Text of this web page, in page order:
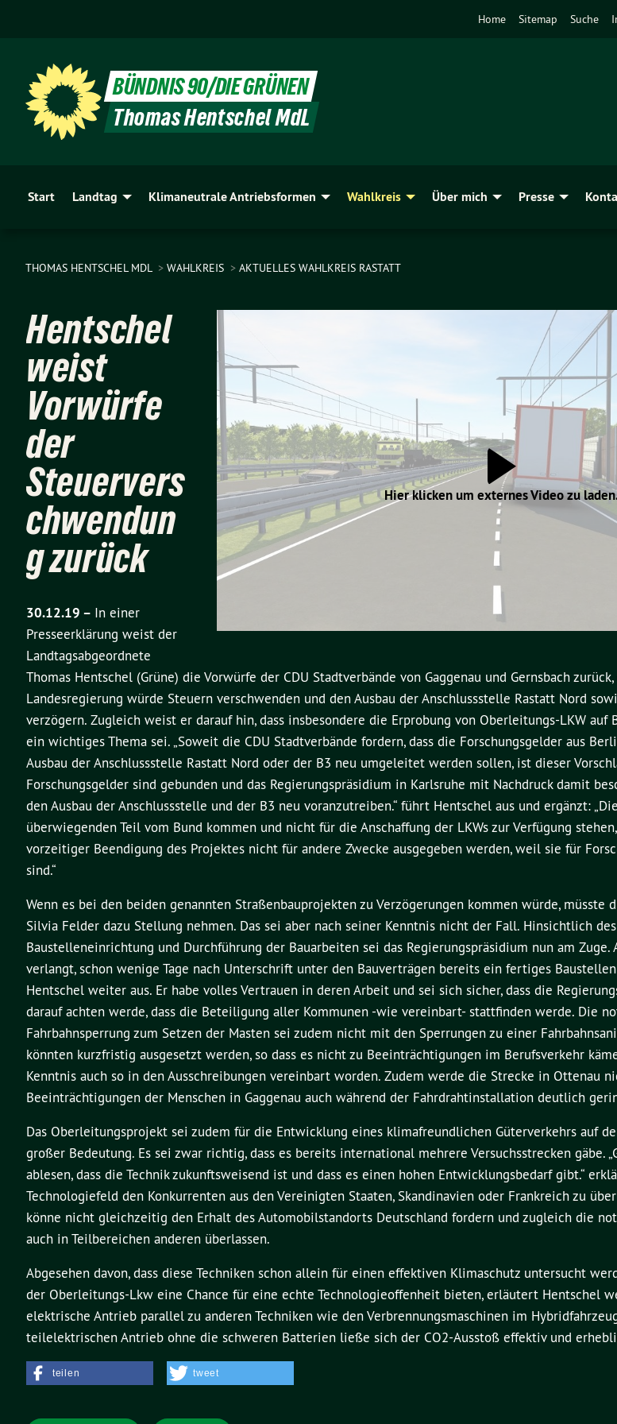
Home Sitemap Suche
BÜNDNIS 90/DIE GRÜNEN
Thomas Hentschel MdL
Start Landtag Klimaneutrale Antriebsformen Wahlkreis Über mich Presse
THOMAS HENTSCHEL MDL WAHLKREIS AKTUELLES WAHLKREIS RASTATT
Hier klicken um externes Video zu
Hentschel
weist
Vorwürfe
der
Steuervers
chwendun
g zurück
30.12.19 – In einer
Presseerklärung weist der
Landtagsabgeordnete
Thomas Hentschel (Grüne) die Vorwürfe der CDU Stadtverbände von Gaggenau und Gernsbach
Landesregierung würde Steuern verschwenden und den Ausbau der Anschlussstelle Rastatt Nord
verzögern. Zugleich weist er darauf hin, dass insbesondere die Erprobung von Oberleitungs-LKW auf
ein wichtiges Thema sei. „Soweit die CDU Stadtverbände fordern, dass die Forschungsgelder aus
Ausbau der Anschlussstelle Rastatt Nord oder der B3 neu umgeleitet werden sollen, ist dieser
Forschungsgelder sind gebunden und das Regierungspräsidium in Karlsruhe mit Nachdruck damit
den Ausbau der Anschlussstelle und der B3 neu voranzutreiben.“ führt Hentschel aus und ergänzt:
überwiegenden Teil vom Bund kommen und nicht für die Anschaffung der LKWs zur Verfügung
vorzeitiger Beendigung des Projektes nicht für andere Zwecke ausgegeben werden, weil sie für
sind.“
Wenn es bei den beiden genannten Straßenbauprojekten zu Verzögerungen kommen würde, müsste
Silvia Felder dazu Stellung nehmen. Das sei aber nach seiner Kenntnis nicht der Fall. Hinsichtlich
Baustelleneinrichtung und Durchführung der Bauarbeiten sei das Regierungspräsidium nun am
verlangt, schon wenige Tage nach Unterschrift unter den Bauverträgen bereits ein fertiges
Hentschel weiter aus. Er habe volles Vertrauen in deren Arbeit und sei sich sicher, dass die
darauf achten werde, dass die Beteiligung aller Kommunen -wie vereinbart- stattfinden werde. Die
Fahrbahnsperrung zum Setzen der Masten sei zudem nicht mit den Sperrungen zu einer
könnten kurzfristig ausgesetzt werden, so dass es nicht zu Beeinträchtigungen im Berufsverkehr
Kenntnis auch so in den Ausschreibungen vereinbart worden. Zudem werde die Strecke in Ottenau
Beeinträchtigungen der Menschen in Gaggenau auch während der Fahrdrahtinstallation deutlich
Das Oberleitungsprojekt sei zudem für die Entwicklung eines klimafreundlichen Güterverkehrs auf
großer Bedeutung. Es sei zwar richtig, dass es bereits international mehrere Versuchsstrecken gäbe.
ablesen, dass die Technik zukunftsweisend ist und dass es einen hohen Entwicklungsbedarf gibt.“
Technologiefeld den Konkurrenten aus den Vereinigten Staaten, Skandinavien oder Frankreich zu
könne nicht gleichzeitig den Erhalt des Automobilstandorts Deutschland fordern und zugleich die
auch in Teilbereichen anderen überlassen.
Abgesehen davon, dass diese Techniken schon allein für einen effektiven Klimaschutz untersucht
der Oberleitungs-Lkw eine Chance für eine echte Technologieoffenheit bieten, erläutert Hentschel
elektrische Antrieb parallel zu anderen Techniken wie den Verbrennungsmaschinen im
teilelektrischen Antrieb ohne die schweren Batterien ließe sich der CO2-Ausstoß effektiv und
teilen tweet